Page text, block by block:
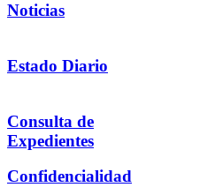
Noticias
Estado Diario
Consulta de
Expedientes
Confidencialidad